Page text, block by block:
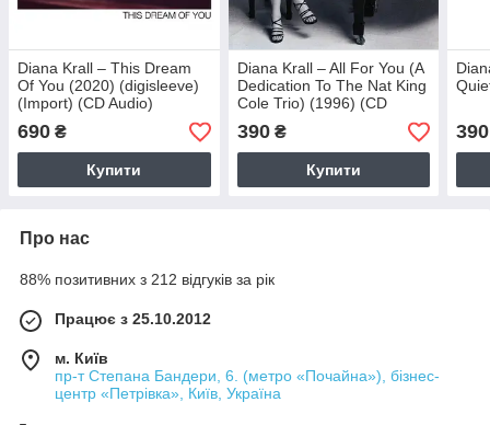
Diana Krall – This Dream
Of You (2020) (digisleeve)
(Import) (CD Audio)
690 ₴
Купити
Diana Krall – All For You (A
Dedication To The Nat King
Cole Trio) (1996) (CD
Audio)
390₴
Купити
390
Про нас
88% позитивних з 212 відгуків за рік
Працює з 25.10.2012
м. Київ
пр-т Степана Бандери, 6. (метро «Почайна»), бізнес-
центр «Петрівка», Київ, Україна